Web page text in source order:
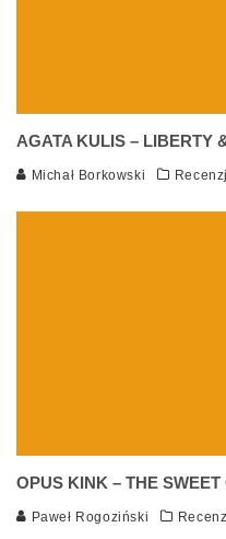
AGATA KULIS – LIBERTY
Michał Borkowski
OPUS KINK – THE
Paweł Rogoziński